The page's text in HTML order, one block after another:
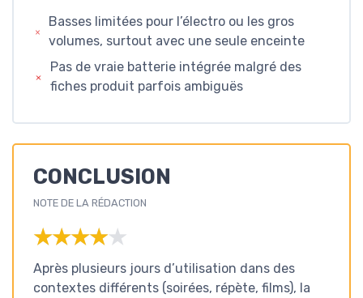
Basses limitées pour l’électro ou les gros
volumes, surtout avec une seule enceinte
Pas de vraie batterie intégrée malgré des
fiches produit parfois ambiguës
CONCLUSION
NOTE DE LA RÉDACTION
★★★★★
★★★★★
Après plusieurs jours d’utilisation dans des
contextes différents (soirées, répète, films), la